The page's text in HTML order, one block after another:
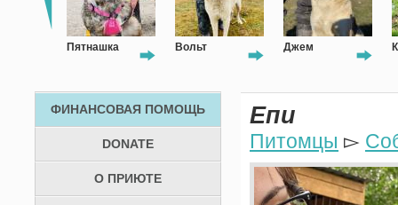
Пятнашка Вольт Джем
ФИНАНСОВАЯ ПОМОЩЬ
DONATE
О ПРИЮТЕ
Епи
Питомцы ▻